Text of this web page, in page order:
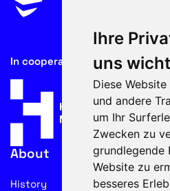
Ihre
uns
Diese
und andere
um Ihr
Zwecken zu
grundlegende
Website zu
besseres
In cooperation with
About
History